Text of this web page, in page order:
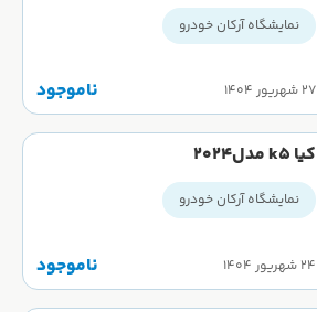
نمایشگاه آرکان خودرو
۲۷ شهریور ۱۴۰۴ ناموجود
کیا k5 مدل2024
نمایشگاه آرکان خودرو
۲۴ شهریور ۱۴۰۴ ناموجود